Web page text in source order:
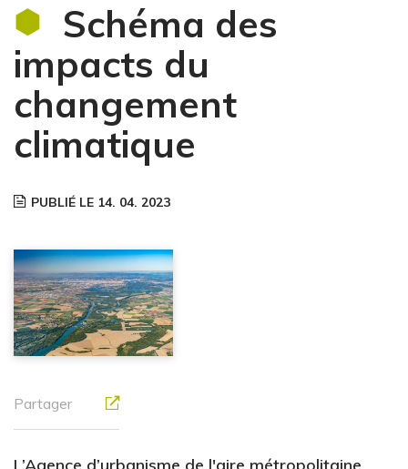
Schéma des
impacts du
changement
climatique
PUBLIÉ LE 14. 04. 2023
Partager
L’Agence d’urbanisme de l'aire métropolitaine